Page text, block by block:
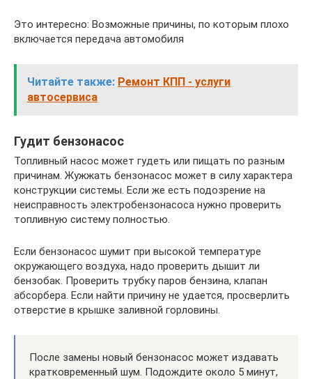
Это интересно: Возможные причины, по которым плохо
включается передача автомобиля
Читайте также: Ремонт КПП - услуги
автосервиса
Гудит бензонасос
Топливный насос может гудеть или пищать по разным
причинам. Жужжать бензонасос может в силу характера
конструкции системы. Если же есть подозрение на
неисправность электробензонасоса нужно проверить
топливную систему полностью.
Если бензонасос шумит при высокой температуре
окружающего воздуха, надо проверить дышит ли
бензобак. Проверить трубку паров бензина, клапан
абсорбера. Если найти причину не удается, просверлить
отверстие в крышке заливной горловины.
После замены новый бензонасос может издавать
кратковременный шум. Подождите около 5 минут,